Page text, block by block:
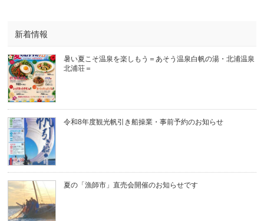
新着情報
暑い夏こそ温泉を楽しもう＝あそう温泉白帆の湯・北浦温泉
北浦荘＝
令和8年度観光帆引き船操業・事前予約のお知らせ
夏の「漁師市」直売会開催のお知らせです